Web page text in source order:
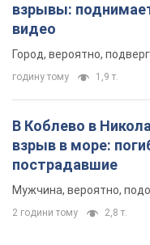
взрывы:
видео
Город, вероятно,
годину тому 1,9 т.
В Коблево в
взрыв в море:
пострадавшие
Мужчина, вероятно,
2 години тому 2,8 т.